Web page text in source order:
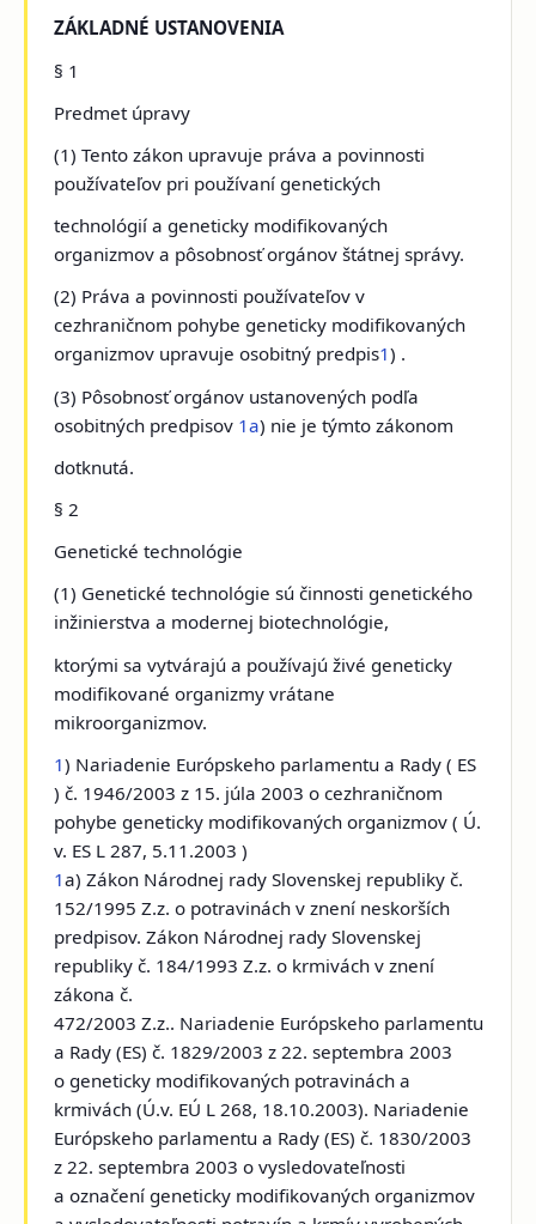
ZÁKLADNÉ USTANOVENIA
§ 1
Predmet úpravy
(1) Tento zákon upravuje práva a povinnosti
používateľov pri používaní genetických
technológií a geneticky modifikovaných
organizmov a pôsobnosť orgánov štátnej správy.
(2) Práva a povinnosti používateľov v
cezhraničnom pohybe geneticky modifikovaných
organizmov upravuje osobitný predpis1) .
(3) Pôsobnosť orgánov ustanovených podľa
osobitných predpisov 1a) nie je týmto zákonom
dotknutá.
§ 2
Genetické technológie
(1) Genetické technológie sú činnosti genetického
inžinierstva a modernej biotechnológie,
ktorými sa vytvárajú a používajú živé geneticky
modifikované organizmy vrátane
mikroorganizmov.
1) Nariadenie Európskeho parlamentu a Rady ( ES
) č. 1946/2003 z 15. júla 2003 o cezhraničnom
pohybe geneticky modifikovaných organizmov ( Ú.
v. ES L 287, 5.11.2003 )
1a) Zákon Národnej rady Slovenskej republiky č.
152/1995 Z.z. o potravinách v znení neskorších
predpisov. Zákon Národnej rady Slovenskej
republiky č. 184/1993 Z.z. o krmivách v znení
zákona č.
472/2003 Z.z.. Nariadenie Európskeho parlamentu
a Rady (ES) č. 1829/2003 z 22. septembra 2003
o geneticky modifikovaných potravinách a
krmivách (Ú.v. EÚ L 268, 18.10.2003). Nariadenie
Európskeho parlamentu a Rady (ES) č. 1830/2003
z 22. septembra 2003 o vysledovateľnosti
a označení geneticky modifikovaných organizmov